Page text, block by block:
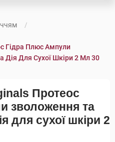
Гідра Плюс Ампули
Дія Для Сухої Шкіри 2 Мл 30
Протеос
зволоження та
для сухої шкіри 2